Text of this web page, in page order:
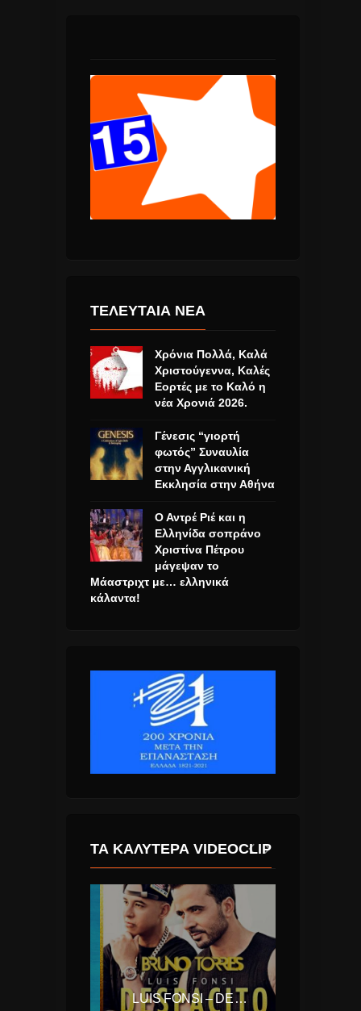
ΤΕΛΕΥΤΑΙΑ ΝΕΑ
Χρόνια Πολλά, Καλά
Χριστούγεννα, Καλές
Εορτές με το Καλό η
νέα Χρονιά 2026.
Γένεσις “γιορτή
φωτός” Συναυλία
στην Αγγλικανική
Εκκλησία στην Αθήνα
Ο Αντρέ Ριέ και η
Ελληνίδα σοπράνο
Χριστίνα Πέτρου
μάγεψαν το
Μάαστριχτ με… ελληνικά
κάλαντα!
ΤΑ ΚΑΛΎΤΕΡΑ VIDEOCLIP
LUIS FONSI – DESPACITO FEAT. DADDY YANKEE